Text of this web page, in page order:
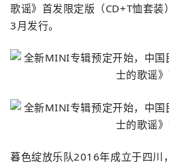
歌谣》首发限定版（CD+T恤套
3月发行。
暮色绽放乐队2016年成立于四川